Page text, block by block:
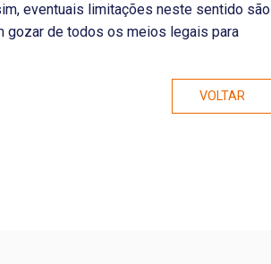
eventuais limitações neste sentido são
gozar de todos os meios legais para
VOLTAR